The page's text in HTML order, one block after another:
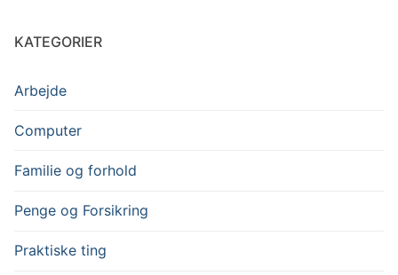
KATEGORIER
Arbejde
Computer
Familie og forhold
Penge og Forsikring
Praktiske ting